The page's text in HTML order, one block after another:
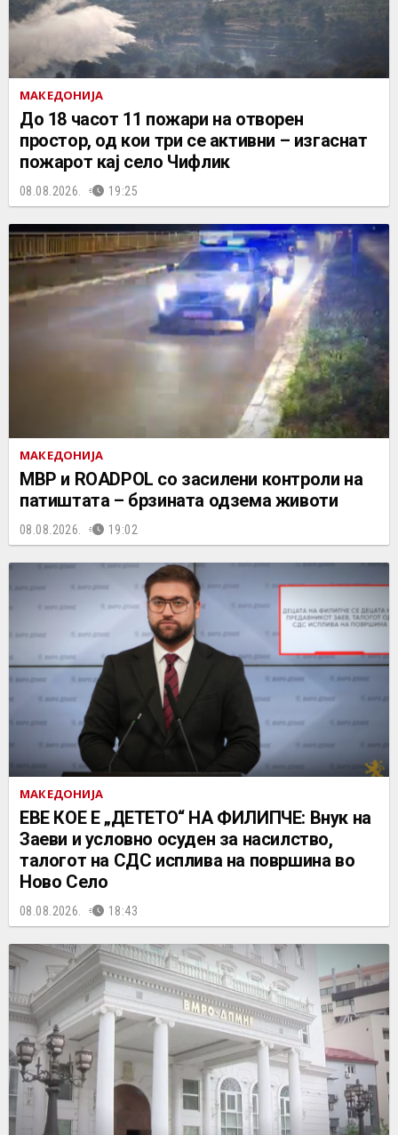
МАКЕДОНИЈА
До 18 часот 11 пожари на отворен
простор, од кои три се активни – изгаснат
пожарот кај село Чифлик
08.08.2026. 19:25
МАКЕДОНИЈА
МВР и ROADPOL со засилени контроли на
патиштата – брзината одзема животи
08.08.2026. 19:02
МАКЕДОНИЈА
ЕВЕ КОЕ Е „ДЕТЕТО“ НА ФИЛИПЧЕ: Внук на
Заеви и условно осуден за насилство,
талогот на СДС исплива на површина во
Ново Село
08.08.2026. 18:43